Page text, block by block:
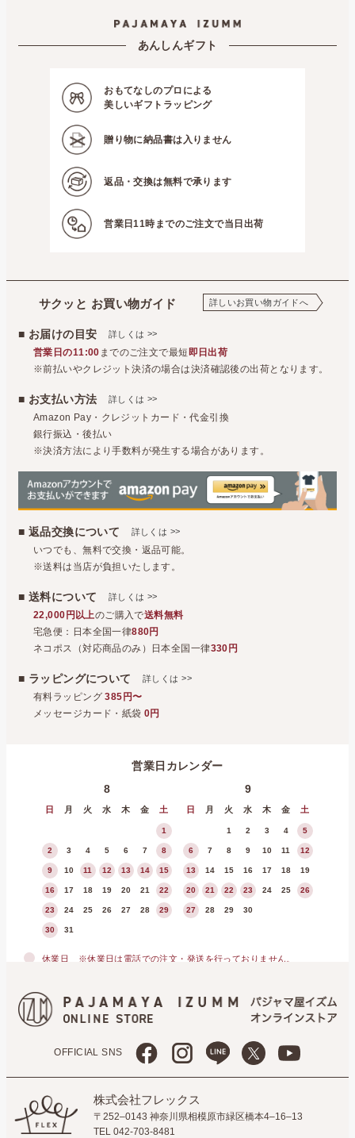
あんしんギフト
おもてなしのプロによる
美しいギフトラッピング
贈り物に納品書は入りません
返品・交換は無料で承ります
営業日11時までのご注文で当日出荷
サクッと お買い物ガイド 詳しいお買い物ガイドへ
■ お届けの目安 詳しくは >>
営業日の11:00 までのご注文で最短 即日出荷
※前払いやクレジット決済の場合は決済確認後の出荷となります。
■ お支払い方法 詳しくは >>
Amazon Pay・クレジットカード・代金引換
銀行振込・後払い
※決済方法により手数料が発生する場合があります。
■ 返品交換について 詳しくは >>
いつでも、無料で交換・返品可能。
※送料は当店が負担いたします。
■ 送料について 詳しくは >>
22,000円以上のご購入で送料無料
宅急便：日本全国一律880円
ネコポス（対応商品のみ）日本全国一律330円
■ ラッピングについて詳しくは>>
有料ラッピング385円〜
メッセージカード・紙袋0円
営業日カレンダー
8
日 月 火 水 木 金 土
1
2 3 4 5 6 7 8
9 10 11 12 13 14 15
16 17 18 19 20 21 22
23 24 25 26 27 28 29
30 31
9
日 月 火 水 木 金 土
1 2 3 4 5
6 7 8 9 10 11 12
13 14 15 16 17 18 19
20 21 22 23 24 25 26
27 28 29 30
休業日 ※休業日は電話での注文・発送を行っておりません。
OFFICIAL SNS
株式会社フレックス
〒252–0143 神奈川県相模原市緑区橋本4–16–13
TEL 042-703-8481